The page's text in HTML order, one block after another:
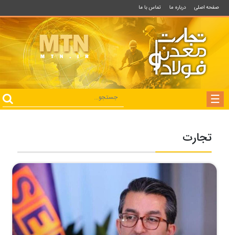
صفحه اصلی درباره ما تماس با ما
تجارت